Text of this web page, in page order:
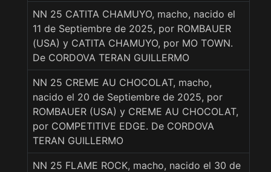
NN 25 CATITA CHAMUYO, macho, nacido el
11 de Septiembre de 2025, por ROMBAUER
(USA) y CATITA CHAMUYO, por MO TOWN.
De CORDOVA TERAN GUILLERMO
NN 25 CREME AU CHOCOLAT, macho,
nacido el 20 de Septiembre de 2025, por
ROMBAUER (USA) y CREME AU CHOCOLAT,
por COMPETITIVE EDGE. De CORDOVA
TERAN GUILLERMO
NN 25 FLAME ROCK, macho, nacido el 30 de